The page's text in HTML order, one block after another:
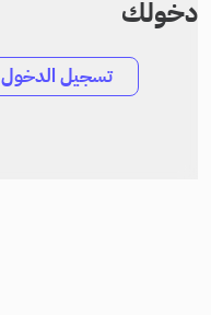
دخولك
تسجيل الدخول